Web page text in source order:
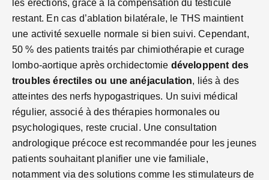
les érections, grâce à la compensation du testicule
restant. En cas d’ablation bilatérale, le THS maintient
une activité sexuelle normale si bien suivi. Cependant,
50 % des patients traités par chimiothérapie et curage
lombo-aortique après orchidectomie développent des
troubles érectiles ou une anéjaculation, liés à des
atteintes des nerfs hypogastriques. Un suivi médical
régulier, associé à des thérapies hormonales ou
psychologiques, reste crucial. Une consultation
andrologique précoce est recommandée pour les jeunes
patients souhaitant planifier une vie familiale,
notamment via des solutions comme les stimulateurs de